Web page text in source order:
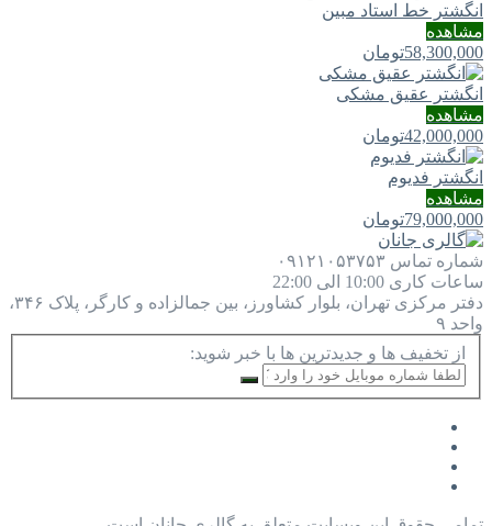
انگشتر خط استاد مبین
مشاهده
58,300,000تومان
انگشتر عقیق مشکی
مشاهده
42,000,000تومان
انگشتر فدیوم
مشاهده
79,000,000تومان
شماره تماس ۰۹۱۲۱۰۵۳۷۵۳
ساعات کاری 10:00 الی 22:00
دفتر مرکزی
تهران، بلوار کشاورز، بین جمالزاده و کارگر، پلاک ۳۴۶،
واحد ۹
از تخفیف ها و جدیدترین ها با خبر شوید: